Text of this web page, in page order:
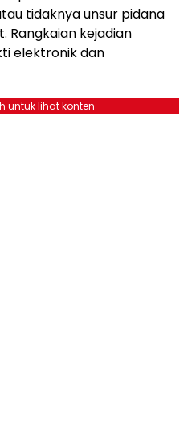
tidaknya unsur pidana
Rangkaian kejadian
elektronik dan
untuk lihat konten